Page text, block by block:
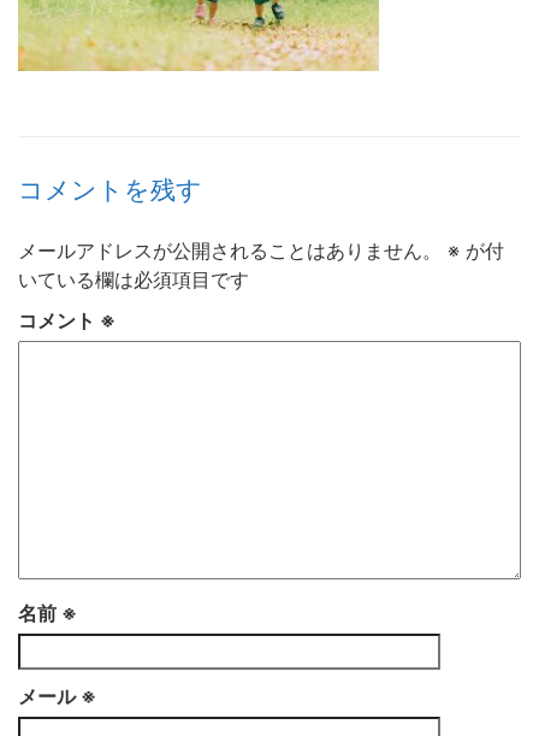
コメントを残す
メールアドレスが公開されることはありません。 ※ が付
いている欄は必須項目です
コメント ※
名前 ※
メール ※